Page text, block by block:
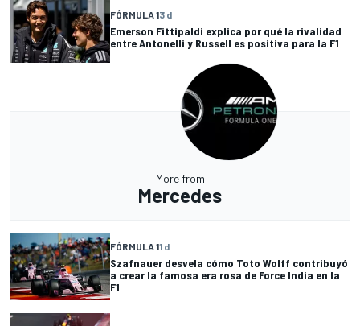
FÓRMULA 13 d
Emerson Fittipaldi explica por qué la rivalidad
entre Antonelli y Russell es positiva para la F1
More from
Mercedes
FÓRMULA 11 d
Szafnauer desvela cómo Toto Wolff contribuyó
a crear la famosa era rosa de Force India en la
F1